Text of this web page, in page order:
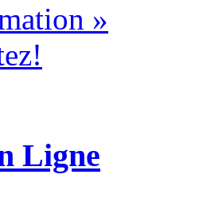
»
Ligne